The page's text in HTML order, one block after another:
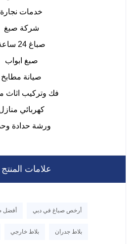
خدمات نجارة
شركة صبغ
صباغ 24 ساعة
صبغ ابواب
صيانة مطابخ
فك وتركيب اثاث
كهربائي
ورشة حدادة
علامات المنتج
أرخص صباغ في دبي أفضل
بلاط جدران بلاط خارجي